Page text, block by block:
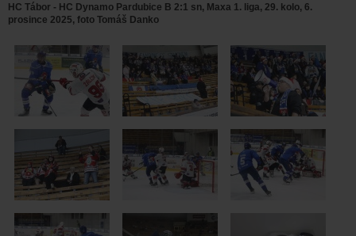
HC Tábor - HC Dynamo Pardubice B 2:1 sn, Maxa 1. liga, 29. kolo, 6.
prosince 2025, foto Tomáš Danko